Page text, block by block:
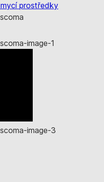
prostředky